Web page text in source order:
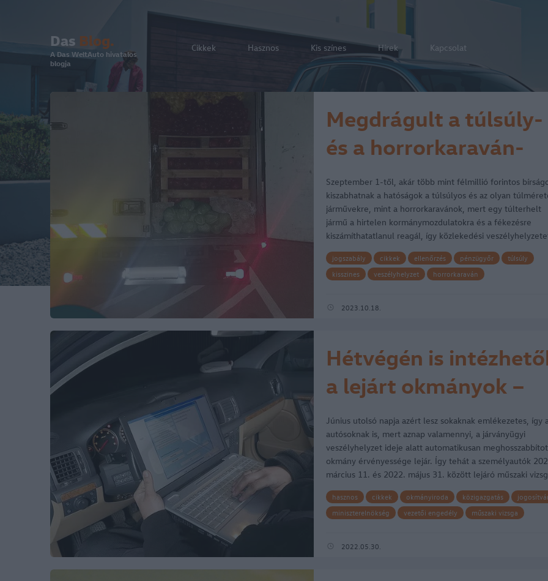
Das Blog.
A Das WeltAuto hivatalos
blogja
Cikkek Hasznos Kis színes Hírek Kapcsolat
Megdrágult a túlsúly-
és a horrorkaraván-
bírság
Szeptember 1-től, akár több mint félmillió forintos
kiszabhatnak a hatóságok a túlsúlyos és az olyan
járművekre, mint a horrorkaravánok, mert egy túlterhelt
jármű a hirtelen kormánymozdulatokra és a fékezésre
kiszámíthatatlanul reagál, így közlekedési
jogszabály cikkek ellenőrzés pénzügyőr
túlsúly
kisszines
veszélyhelyzet horrorkaraván
2023.10.18.
Hétvégén is
a lejárt okmányok –
kivéve a műszakit
Június utolsó napja azért lesz sokaknak emlékezetes, így
autósoknak is, mert aznap valamennyi, a járványügyi
veszélyhelyzet ideje alatt automatikusan
okmány érvényessége lejár. Így tehát a személyautók
március 11. és 2022. május 31. között lejáró műszaki
miatt a…
hasznos cikkek okmányiroda közigazgatás
miniszterelnökség
vezetői engedély
műszaki vizsga
uzsák katalin
2022.05.30.